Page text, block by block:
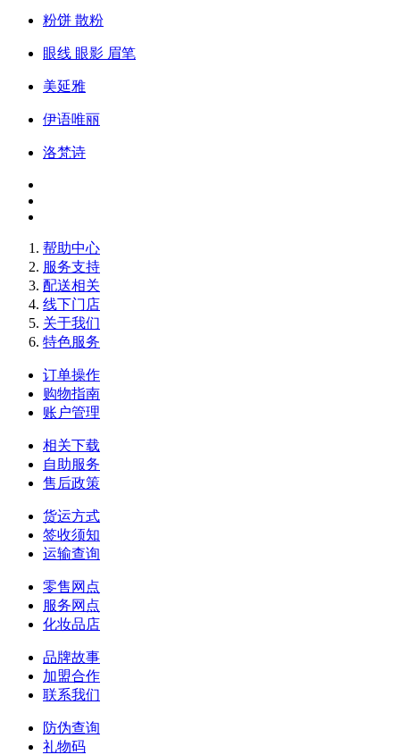
粉饼 散粉
眼线 眼影 眉笔
美延雅
伊语唯丽
洛梵诗
帮助中心
服务支持
配送相关
线下门店
关于我们
特色服务
订单操作
购物指南
账户管理
相关下载
自助服务
售后政策
货运方式
签收须知
运输查询
零售网点
服务网点
化妆品店
品牌故事
加盟合作
联系我们
防伪查询
礼物码